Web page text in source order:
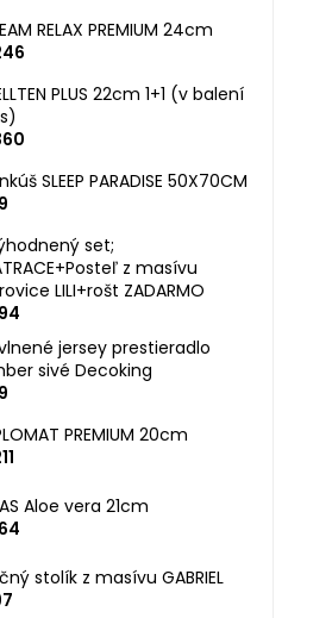
RELAX PREMIUM 24cm
PLUS 22cm 1+1 (v balení
SLEEP PARADISE 50X70CM
set;
z masívu
LILI+rošt ZADARMO
jersey prestieradlo
sivé Decoking
PREMIUM 20cm
Aloe vera 21cm
stolík z masívu GABRIEL